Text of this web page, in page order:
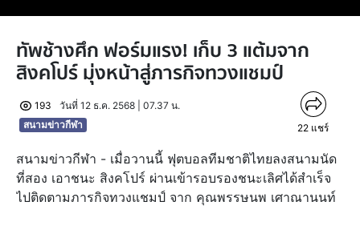
ทัพช้างศึก ฟอร์มแรง! เก็บ 3 แต้มจาก
สิงคโปร์ มุ่งหน้าสู่ภารกิจทวงแชมป์
193
วันที่ 12 ธ.ค. 2568 | 07.37 น.
สนามข่าวกีฬา
22 แชร์
สนามข่าวกีฬา - เมื่อวานนี้ ฟุตบอลทีมชาติไทยลงสนามนัด
ที่สอง เอาชนะ สิงคโปร์ ผ่านเข้ารอบรองชนะเลิศได้สำเร็จ
ไปติดตามภารกิจทวงแชมป์ จาก คุณพรรษนพ เศาณานนท์